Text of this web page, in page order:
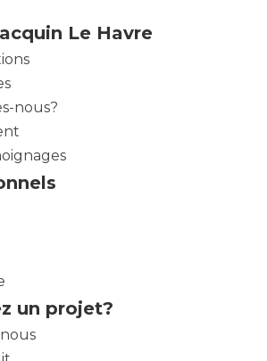
Le Havre
nous?
un projet?